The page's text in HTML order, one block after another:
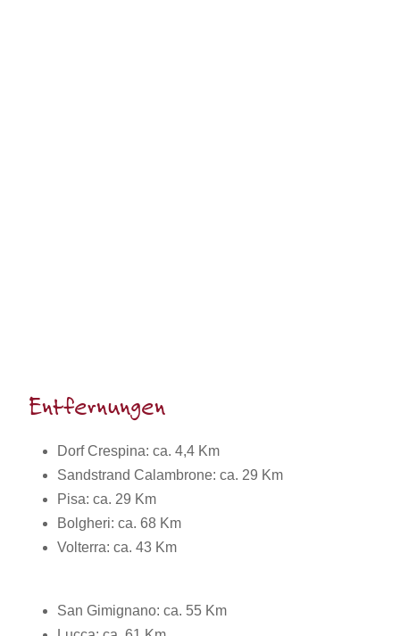
Entfernungen
Dorf Crespina: ca. 4,4 Km
Sandstrand Calambrone: ca. 29 Km
Pisa: ca. 29 Km
Bolgheri: ca. 68 Km
Volterra: ca. 43 Km
San Gimignano: ca. 55 Km